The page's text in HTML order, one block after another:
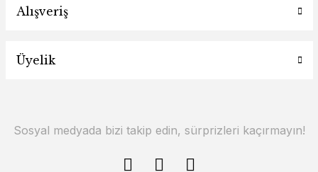
Alışveriş
Üyelik
Sosyal medyada bizi takip edin, sürprizleri kaçırmayın!